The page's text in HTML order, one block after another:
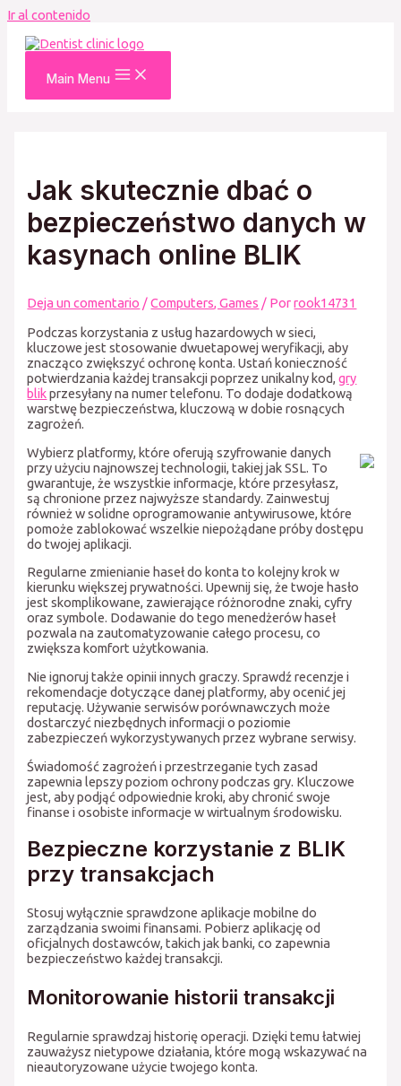
Ir al contenido
Main Menu
Jak skutecznie dbać o
bezpieczeństwo danych w
kasynach online BLIK
Deja un comentario /Computers, Games / Porrook14731
Podczas korzystania z usług hazardowych w sieci,
kluczowe jest stosowanie dwuetapowej weryfikacji, aby
znacząco zwiększyć ochronę konta. Ustań konieczność
potwierdzania każdej transakcji poprzez unikalny kod,gry
blikprzesyłany na numer telefonu. To dodaje dodatkową
warstwę bezpieczeństwa, kluczową w dobie rosnących
zagrożeń.
Wybierz platformy, które oferują szyfrowanie danych
przy użyciu najnowszej technologii, takiej jak SSL. To
gwarantuje, że wszystkie informacje, które przesyłasz,
są chronione przez najwyższe standardy. Zainwestuj
również w solidne oprogramowanie antywirusowe, które
pomoże zablokować wszelkie niepożądane próby dostępu
do twojej aplikacji.
Regularne zmienianie haseł do konta to kolejny krok w
kierunku większej prywatności. Upewnij się, że twoje hasło
jest skomplikowane, zawierające różnorodne znaki, cyfry
oraz symbole. Dodawanie do tego menedżerów haseł
pozwala na zautomatyzowanie całego procesu, co
zwiększa komfort użytkowania.
Nie ignoruj także opinii innych graczy. Sprawdź recenzje i
rekomendacje dotyczące danej platformy, aby ocenić jej
reputację. Używanie serwisów porównawczych może
dostarczyć niezbędnych informacji o poziomie
zabezpieczeń wykorzystywanych przez wybrane serwisy.
Świadomość zagrożeń i przestrzeganie tych zasad
zapewnia lepszy poziom ochrony podczas gry. Kluczowe
jest, aby podjąć odpowiednie kroki, aby chronić swoje
finanse i osobiste informacje w wirtualnym środowisku.
Bezpieczne korzystanie z BLIK
przy transakcjach
Stosuj wyłącznie sprawdzone aplikacje mobilne do
zarządzania swoimi finansami. Pobierz aplikację od
oficjalnych dostawców, takich jak banki, co zapewnia
bezpieczeństwo każdej transakcji.
Monitorowanie historii transakcji
Regularnie sprawdzaj historię operacji. Dzięki temu łatwiej
zauważysz nietypowe działania, które mogą wskazywać na
nieautoryzowane użycie twojego konta.